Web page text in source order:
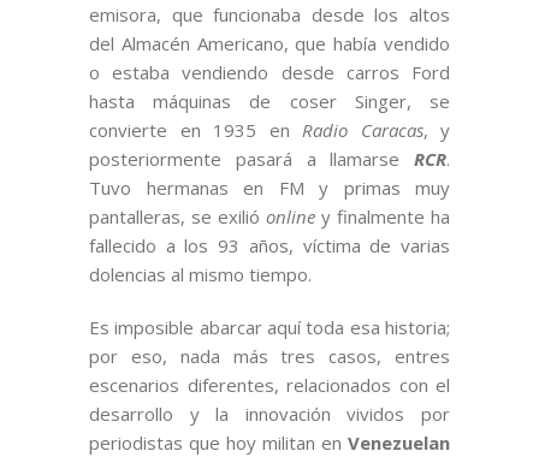
emisora, que funcionaba desde los altos
del Almacén Americano, que había vendido
o estaba vendiendo desde carros Ford
hasta máquinas de coser Singer, se
convierte en 1935 en Radio Caracas, y
posteriormente pasará a llamarse RCR.
Tuvo hermanas en FM y primas muy
pantalleras, se exilió online y finalmente ha
fallecido a los 93 años, víctima de varias
dolencias al mismo tiempo.
Es imposible abarcar aquí toda esa historia;
por eso, nada más tres casos, entres
escenarios diferentes, relacionados con el
desarrollo y la innovación vividos por
periodistas que hoy militan en Venezuelan